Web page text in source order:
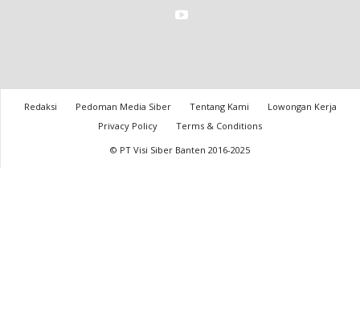
Redaksi Pedoman Media Siber Tentang Kami
Lowongan Kerja
Privacy Policy
Terms & Conditions
© PT Visi Siber Banten 2016-2025